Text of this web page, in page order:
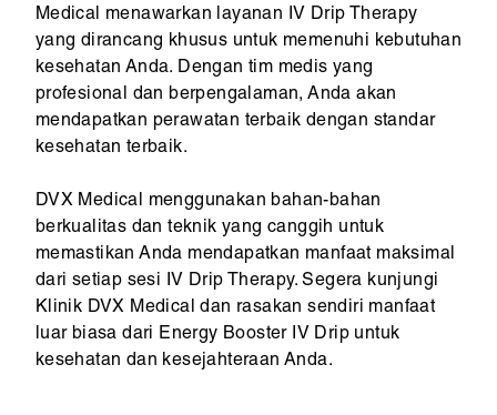
Medical menawarkan layanan IV Drip Therapy
yang dirancang khusus untuk memenuhi kebutuhan
kesehatan Anda. Dengan tim medis yang
profesional dan berpengalaman, Anda akan
mendapatkan perawatan terbaik dengan standar
kesehatan terbaik.
DVX Medical menggunakan bahan-bahan
berkualitas dan teknik yang canggih untuk
memastikan Anda mendapatkan manfaat maksimal
dari setiap sesi IV Drip Therapy. Segera kunjungi
Klinik DVX Medical dan rasakan sendiri manfaat
luar biasa dari Energy Booster IV Drip untuk
kesehatan dan kesejahteraan Anda.